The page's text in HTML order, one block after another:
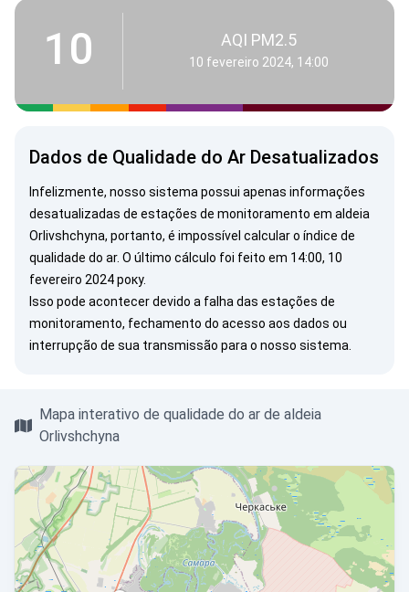
10 AQI PM2.5
10 fevereiro 2024, 14:00
Dados de Qualidade do Ar Desatualizados
Infelizmente, nosso sistema possui apenas informações
desatualizadas de estações de monitoramento em aldeia
Orlivshchyna, portanto, é impossível calcular o índice de
qualidade do ar. O último cálculo foi feito em 14:00, 10
fevereiro 2024 року.
Isso pode acontecer devido a falha das estações de
monitoramento, fechamento do acesso aos dados ou
interrupção de sua transmissão para o nosso sistema.
Mapa interativo de qualidade do ar de aldeia
Orlivshchyna